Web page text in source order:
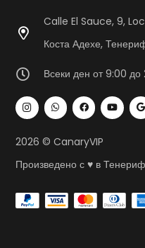
Calle El Sauce, 9,
Коста Адехе,
Всеки ден от 9:00 до
2026 © CanaryVIP
Произведено с ♥ в